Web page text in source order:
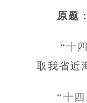
原题
“十
取我省近
“十